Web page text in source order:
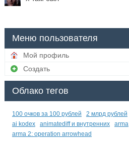
Меню пользователя
Мой профиль
Создать
Облако тегов
100 очков за 100 рублей 2 млрд рублей
ai kodex
animatediff и внутренних arma
arma 2: operation arrowhead